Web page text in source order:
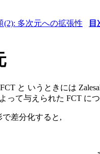
多次元への拡張性 目
と いうときには
って与えられた FCT に
差分化すると,